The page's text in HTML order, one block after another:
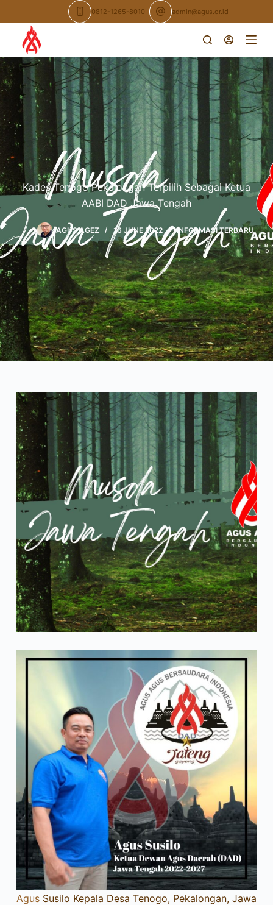
0812-1265-8010 admin@agus.or.id
Kades Tenogo Pekalongan Terpilih Sebagai Ketua
AABI DAD Jawa Tengah
AGUS AGEZ 16 JUNE 2022 INFORMASI TERBARU
AgusSusilo Kepala Desa Tenogo, Pekalongan, Jawa